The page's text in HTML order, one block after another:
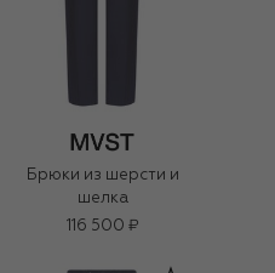
Брюки из шерсти и
шелка
116 500 ₽